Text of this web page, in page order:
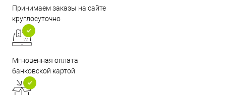
Принимаем заказы на сайте
круглосуточно
Мгновенная оплата
банковской картой